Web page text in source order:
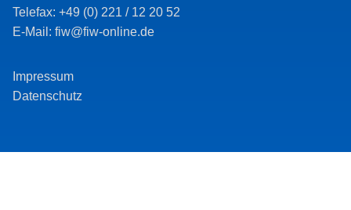
Telefax: +49 (0) 221 / 12 20 52
E-Mail: fiw@fiw-online.de
Impressum
Datenschutz